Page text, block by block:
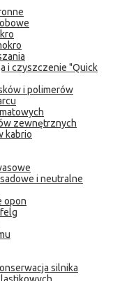
i czyszczenie "Quick
i polimerów
zewnętrznych
kabrio
i neutralne
opon
silnika